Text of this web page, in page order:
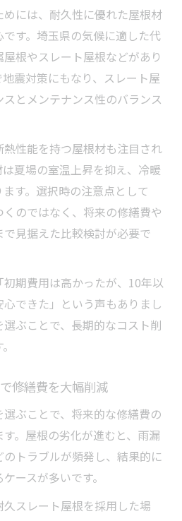
屋根工事の気候適応ポイン
重視される屋根工事の工法
強い屋根工事の選び方
や気候リスクをカバーする
す屋根工事の基準
性が将来の修繕費に与える
費を抑える素材と工法の選
ための屋根工事の判断基準
ンテナンス費を抑える方法
れる代表的素材の耐久性比
ートの屋根工事耐久性を解
ごとに異なる耐用年数の特
には、耐久性に優れた屋根材
す。埼玉県の気候に適した代
根やスレート屋根などがあり
震対策にもなり、スレート屋
とメンテナンス性のバランス
性能を持つ屋根材も注目され
夏場の室温上昇を抑え、冷暖
す。選択時の注意点として
のではなく、将来の修繕費や
見据えた比較検討が必要で
期費用は高かったが、10年以
できた」という声もありまし
ぶことで、長期的なコスト削
修繕費を大幅削減
ぶことで、将来的な修繕費の
。屋根の劣化が進むと、雨漏
トラブルが頻発し、結果的に
ースが多いです。
スレート屋根を採用した場